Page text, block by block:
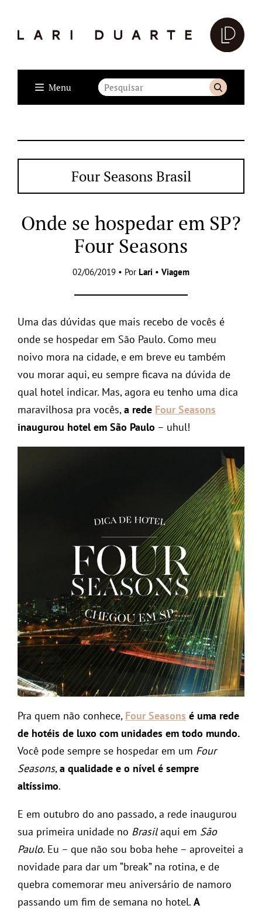
Menu
Four Seasons Brasil
Onde se hospedar em SP?
Four Seasons
02/06/2019 • Por Lari • Viagem
Uma das dúvidas que mais recebo de vocês é
onde se hospedar em São Paulo. Como meu
noivo mora na cidade, e em breve eu também
vou morar aqui, eu sempre ficava na dúvida de
qual hotel indicar. Mas, agora eu tenho uma dica
maravilhosa pra vocês,a rede Four Seasons
inaugurou hotel em São Paulo – uhul!
Pra quem não conhece, Four Seasons é uma rede
de hotéis de luxo com unidades em todo mundo.
Você pode sempre se hospedar em um Four
Seasons,a qualidade e o nível é sempre
altíssimo.
E em outubro do ano passado, a rede inaugurou
sua primeira unidade no Brasilaqui em São
Paulo. Eu – que não sou boba hehe – aproveitei a
novidade para dar um “break” na rotina, e de
quebra comemorar meu aniversário de namoro
passando um fim de semana no hotel. A